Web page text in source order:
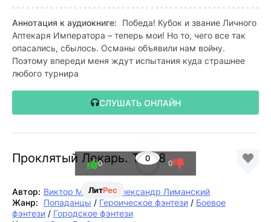
Аннотация к аудиокниге:
Победа! Кубок и звание Личного
Аптекаря Императора – теперь мои! Но то, чего все так
опасались, сбылось. Османы объявили нам войну.
Поэтому впереди меня ждут испытания куда страшнее
любого турнира
СЛУШАТЬ ОНЛАЙН
Проклятый Лекарь. Том 8
ЛитРес
0
0 0
Автор: Виктор Молотов,Александр Лиманский
Жанр:
Попаданцы / Героическое фэнтези / Боевое
фэнтези / Городское фэнтези